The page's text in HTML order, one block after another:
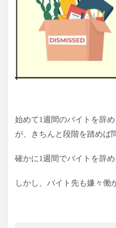
始めて1週間のバイトを辞
が、きちんと段階を踏めば
確かに1週間でバイトを辞め
しかし、バイト先も嫌々働